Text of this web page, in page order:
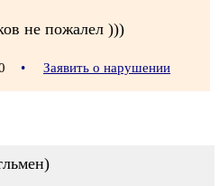
не пожалел )))
• Заявить о нарушении